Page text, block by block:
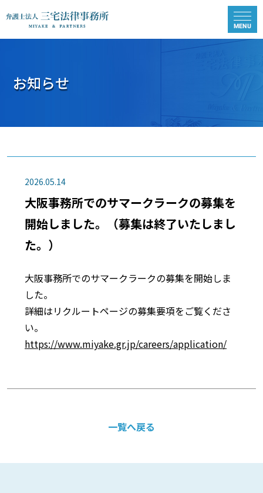
お知らせ
2026.05.14
大阪事務所でのサマークラークの募集を
開始しました。（募集は終了いたしまし
た。）
大阪事務所でのサマークラークの募集を開始しま
した。
詳細はリクルートページの募集要項をご覧くださ
い。
https://www.miyake.gr.jp/careers/application/
一覧へ戻る